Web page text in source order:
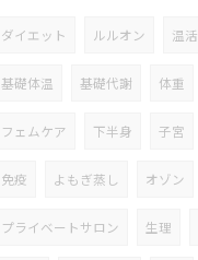
ダイエット ルルオン 温活
基礎体温 基礎代謝 体重
フェムケア 下半身 子宮
免疫 よもぎ蒸し オゾン
プライベートサロン 生理